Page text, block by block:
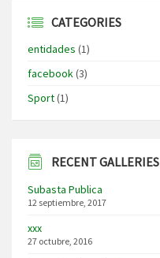
CATEGORIES
entidades (1)
facebook(3)
Sport(1)
RECENT GALLERIES
Subasta Publica
12 septiembre, 2017
xxx
27 octubre, 2016